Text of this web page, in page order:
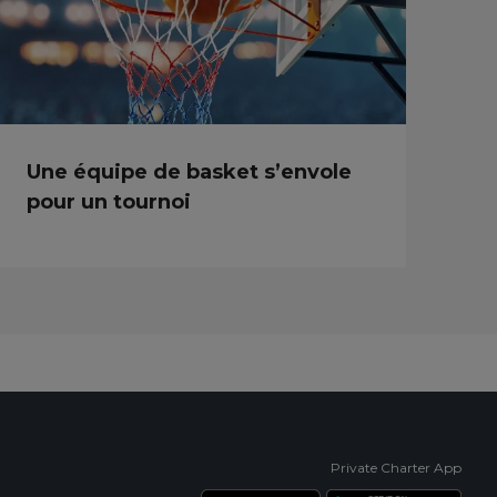
Une équipe de basket s’envole
pour un tournoi
Private Charter App